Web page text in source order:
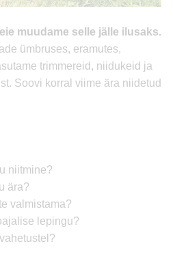
muudame selle jälle ilusaks.
ümbruses, eramutes,
trimmereid, niidukeid ja
Soovi korral viime ära niidetud
niitmine?
ära?
valmistama?
lepingu?